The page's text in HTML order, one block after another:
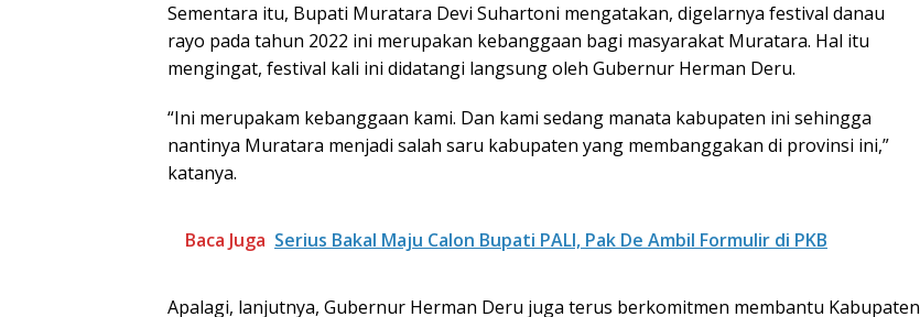
Sementara itu, Bupati Muratara Devi Suhartoni mengatakan, digelarnya festival danau
rayo pada tahun 2022 ini merupakan kebanggaan bagi masyarakat Muratara. Hal itu
mengingat, festival kali ini didatangi langsung oleh Gubernur Herman Deru.
“Ini merupakam kebanggaan kami. Dan kami sedang manata kabupaten ini sehingga
nantinya Muratara menjadi salah saru kabupaten yang membanggakan di provinsi ini,”
katanya.
Baca Juga Serius Bakal Maju Calon Bupati PALI, Pak De Ambil Formulir di PKB
Apalagi, lanjutnya, Gubernur Herman Deru juga terus berkomitmen membantu Kabupaten